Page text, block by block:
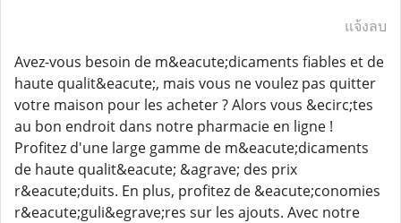
แจ้งลบ
Avez-vous besoin de m&eacute;dicaments fiables et de
haute qualit&eacute;, mais vous ne voulez pas quitter
votre maison pour les acheter ? Alors vous &ecirc;tes
au bon endroit dans notre pharmacie en ligne !
Profitez d'une large gamme de m&eacute;dicaments
de haute qualit&eacute; &agrave; des prix
r&eacute;duits. En plus, profitez de &eacute;conomies
r&eacute;guli&egrave;res sur les ajouts. Avec notre